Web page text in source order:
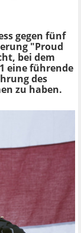
gegen fünf
"Proud
bei dem
eine führende
des
zu haben.